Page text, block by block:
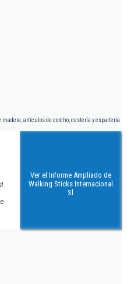
madera, artículos de corcho, cestería y espartería
Ver el Informe Ampliado de
Walking Sticks Internacional
Sl